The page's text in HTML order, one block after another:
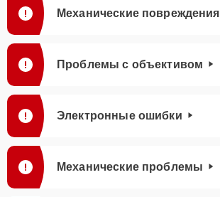
Механические повреждения
Проблемы с объективом
Электронные ошибки
Механические проблемы